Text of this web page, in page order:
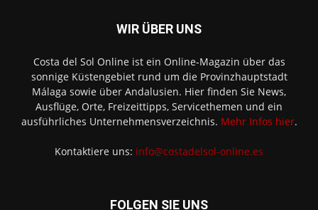
WIR ÜBER UNS
Costa del Sol Online ist ein Online-Magazin über das
sonnige Küstengebiet rund um die Provinzhauptstadt
Málaga sowie über Andalusien. Hier finden Sie News,
Ausflüge, Orte, Freizeittipps, Servicethemen und ein
ausführliches Unternehmensverzeichnis. Mehr Infos hier.
Kontaktiere uns: info@costadelsol-online.es
FOLGEN SIE UNS